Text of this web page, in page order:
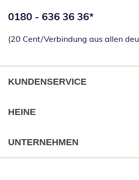
Telefonnummer:
0180 - 636 36 36*
(20 Cent/Verbindung aus allen
KUNDENSERVICE
HEINE
UNTERNEHMEN